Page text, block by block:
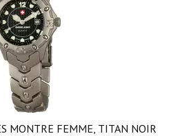
MONTRE FEMME, TITAN NOIR